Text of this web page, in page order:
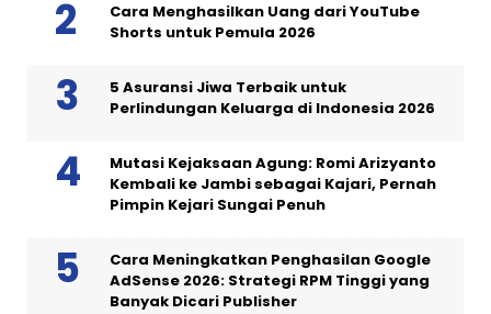
Cara Menghasilkan Uang dari YouTube
Shorts untuk Pemula 2026
5 Asuransi Jiwa Terbaik untuk
Perlindungan Keluarga di Indonesia 2026
Mutasi Kejaksaan Agung: Romi Arizyanto
Kembali ke Jambi sebagai Kajari, Pernah
Pimpin Kejari Sungai Penuh
Cara Meningkatkan Penghasilan Google
AdSense 2026: Strategi RPM Tinggi yang
Banyak Dicari Publisher